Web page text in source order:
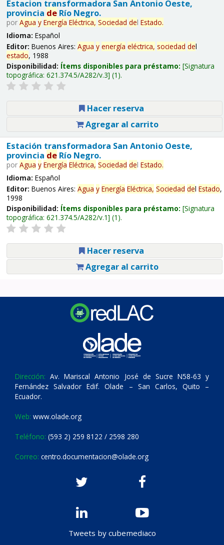
Estacion transformadora San Antonio Oeste,
provincia deRío Negro.
por Agua y Energía Eléctrica, Sociedad del Estado.
Idioma: Español
Editor: Buenos Aires: Agua y energía eléctrica, sociedad del
estado, 1988
Disponibilidad: Ítems disponibles para préstamo: Signatura
topográfica: 621.374.5/A282/v.3 (1).
Hacer reserva
Agregar al carrito
Estación transformadora San Antonio Oeste,
provincia deRío Negro.
por Agua y Energía Eléctrica, Sociedad del Estado.
Idioma: Español
Editor: Buenos Aires: Agua y Energía Eléctrica, Sociedad del Estado,
1998
Disponibilidad: Ítems disponibles para préstamo: Signatura
topográfica: 621.374.5/A282/v.1 (1).
Hacer reserva
Agregar al carrito
Dirección: Av. Mariscal Antonio José de Sucre N58-63 y
Fernández Salvador Edif. Olade – San Carlos, Quito –
Ecuador.
Web: www.olade.org
Teléfono: (593 2) 259 8122 / 2598 280
Correo: centro.documentacion@olade.org
Tweets by cubemediaco